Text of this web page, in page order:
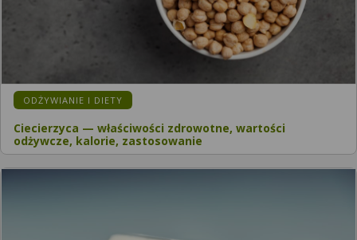
ODŻYWIANIE I DIETY
Ciecierzyca — właściwości zdrowotne, wartości
odżywcze, kalorie, zastosowanie